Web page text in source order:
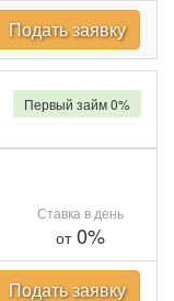
Подать заявку
Ставка в день
от0%
Первый займ 0%
Подать заявку